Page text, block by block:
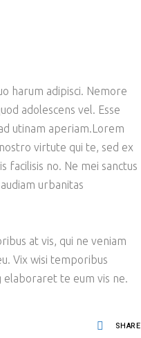
harum adipisci. Nemore
adolescens vel. Esse
utinam aperiam.Lorem
virtute qui te, sed ex
no. Ne mei sanctus
urbanitas
at vis, qui ne veniam
Vix wisi temporibus
elaboraret te eum vis ne.
SHARE